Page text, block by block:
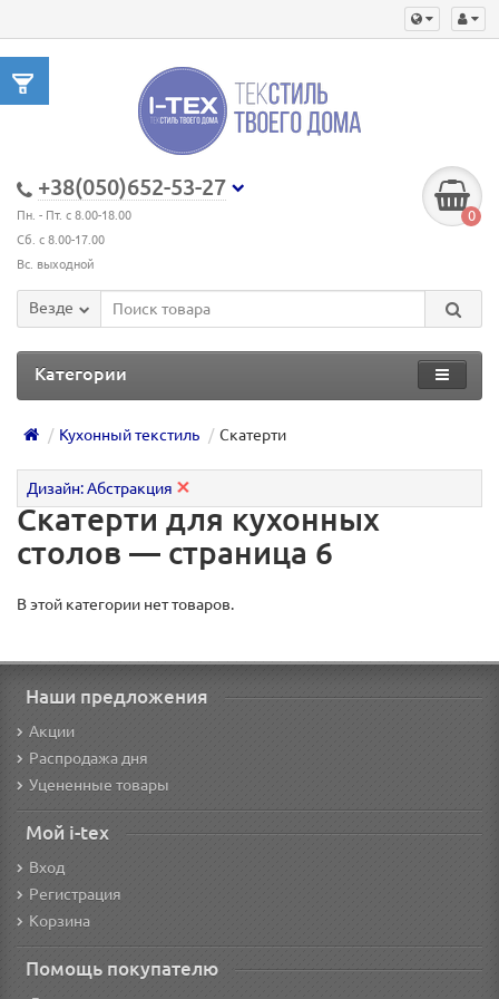
+38(050)652-53-27
Пн. - Пт. с 8.00-18.00
Сб. с 8.00-17.00
Вс. выходной
0
Везде
Категории
Кухонный текстиль Скатерти
Дизайн: Абстракция
Скатерти для кухонных
столов — страница 6
В этой категории нет товаров.
Наши предложения
Акции
Распродажа дня
Уцененные товары
Мой i-tex
Вход
Регистрация
Корзина
Помощь покупателю